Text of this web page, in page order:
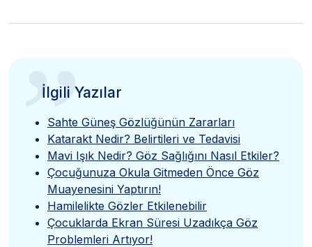
”
İlgili Yazılar
Sahte Güneş Gözlüğünün Zararları
Katarakt Nedir? Belirtileri ve Tedavisi
Mavi Işık Nedir? Göz Sağlığını Nasıl Etkiler?
Çocuğunuza Okula Gitmeden Önce Göz
Muayenesini Yaptırın!
Hamilelikte Gözler Etkilenebilir
Çocuklarda Ekran Süresi Uzadıkça Göz
Problemleri Artıyor!